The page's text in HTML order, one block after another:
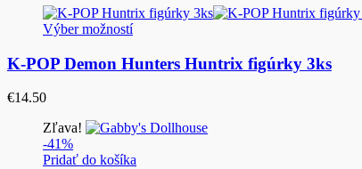
Výber možností
K-POP Demon Hunters Huntrix figúrky 3ks
€14.50
Zľava!
-41%
Pridať do košíka